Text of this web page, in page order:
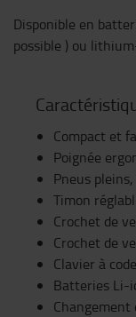
Disponible en
possible ) ou
Compact et
Poignée
Pneus
Timon
Crochet de
Crochet de
Clavier à
Batteries Li-